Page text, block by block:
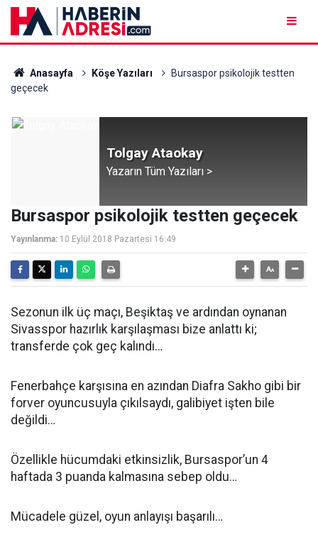
Anasayfa Köşe Yazıları
Bursaspor psikolojik testten
geçecek
Tolgay Ataokay
Yazarın Tüm Yazıları >
Bursaspor psikolojik testten geçecek
Yayınlanma: 10 Eylül 2018 Pazartesi 16:49
Sezonun ilk üç maçı, Beşiktaş ve ardından oynanan
Sivasspor hazırlık karşılaşması bize anlattı ki;
transferde çok geç kalındı…
Fenerbahçe karşısına en azından Diafra Sakho gibi bir
forver oyuncusuyla çıkılsaydı, galibiyet işten bile
değildi…
Özellikle hücumdaki etkinsizlik, Bursaspor’un 4
haftada 3 puanda kalmasına sebep oldu…
Mücadele güzel, oyun anlayışı başarılı…